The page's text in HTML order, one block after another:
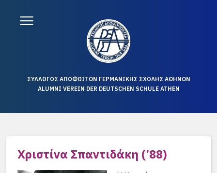
ΣΥΛΛΟΓΟΣ ΑΠΟΦΟΙΤΩΝ ΓΕΡΜΑΝΙΚΗΣ ΣΧΟΛΗΣ ΑΘΗΝΩΝ
ALUMNI VEREIN DER DEUTSCHEN SCHULE ATHEN
Χριστίνα Σπαντιδάκη (’88)